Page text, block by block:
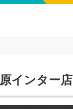
インター店